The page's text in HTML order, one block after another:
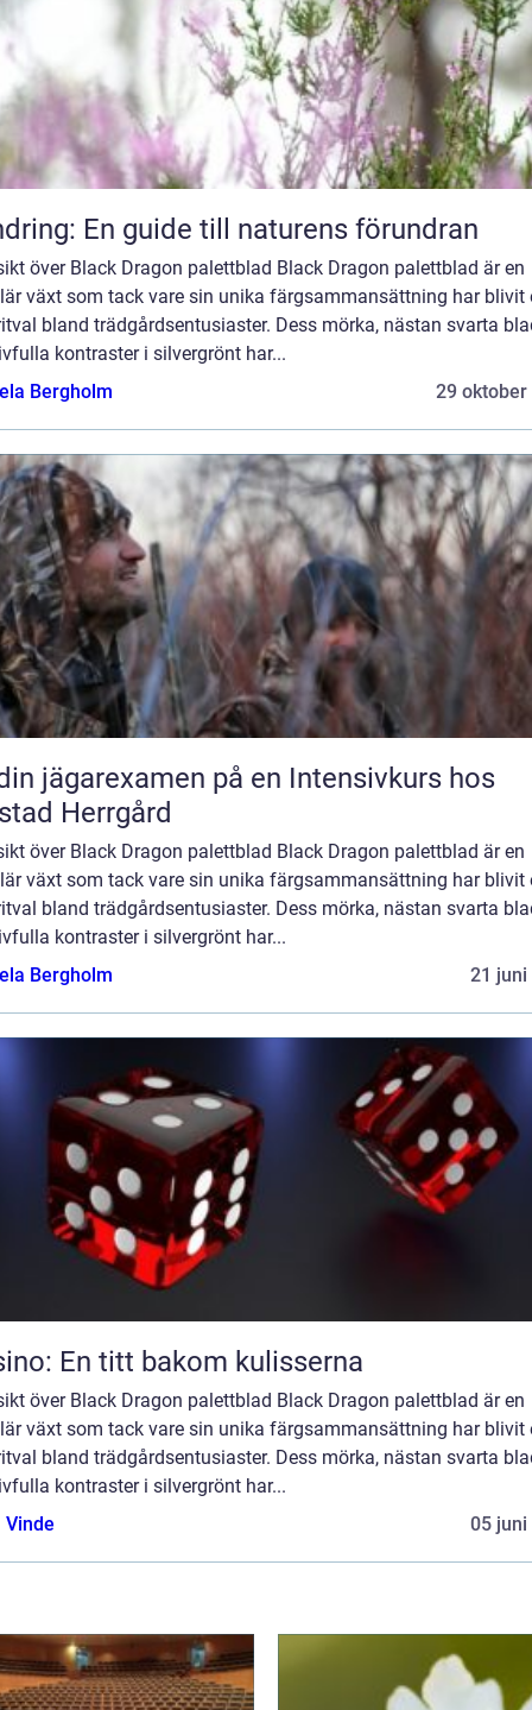
En guide till naturens förundran
över Black Dragon palettblad Black Dragon palettblad är en
växt som tack vare sin unika färgsammansättning har blivit
bland trädgårdsentusiaster. Dess mörka, nästan svarta
kontraster i silvergrönt har...
Bergholm
29 oktober
jägarexamen på en Intensivkurs hos
Herrgård
över Black Dragon palettblad Black Dragon palettblad är en
växt som tack vare sin unika färgsammansättning har blivit
bland trädgårdsentusiaster. Dess mörka, nästan svarta
kontraster i silvergrönt har...
Bergholm
21 juni
En titt bakom kulisserna
över Black Dragon palettblad Black Dragon palettblad är en
växt som tack vare sin unika färgsammansättning har blivit
bland trädgårdsentusiaster. Dess mörka, nästan svarta
kontraster i silvergrönt har...
Vinde
05 juni